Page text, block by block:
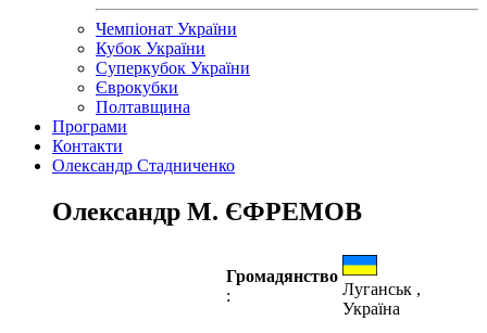
Чемпіонат України
Кубок України
Суперкубок України
Єврокубки
Полтавщина
Програми
Контакти
Олександр Стадниченко
Олександр М. ЄФРЕМОВ
Громадянство
:
Луганськ ,
Україна